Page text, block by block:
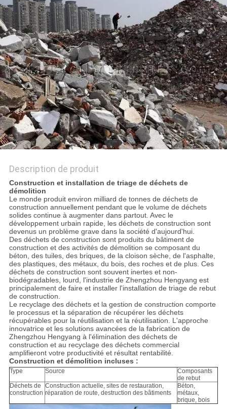
POLITIQUE
DE
CONFIDENTIALITÉ
Description de produit
Construction et installation de triage de déchets de
démolition
Le monde produit environ milliard de tonnes de déchets de
construction annuellement pendant que le volume de déchets
solides continue à augmenter dans partout. Avec le
développement urbain rapide, les déchets de construction sont
devenus un problème grave dans la société d'aujourd'hui.
Des déchets de construction sont produits du bâtiment de
construction et des activités de démolition se composant du
béton, des tuiles, des briques, de la cloison sèche, de l'asphalte,
des plastiques, des métaux, du bois, des roches et de plus. Ces
déchets de construction sont souvent inertes et non-
biodégradables, lourd, l'industrie de Zhengzhou Hengyang est
principalement de faire et installer l'installation de triage de rebut
de construction.
Le recyclage des déchets et la gestion de construction comporte
le processus et la séparation de récupérer les déchets
récupérables pour la réutilisation et la réutilisation. L'approche
innovatrice et les solutions avancées de la fabrication de
Zhengzhou Hengyang à l'élimination des déchets de
construction et au recyclage des déchets commercial
amplifieront votre productivité et résultat rentabilité.
Construction et démolition incluses :
Type Source
Composants
de rebut
Déchets de
construction
Construction actuelle, sites de restauration,
réparation de route, destruction des bâtiments
Béton,
métaux,
brique, bois